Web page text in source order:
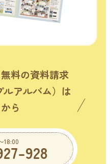
料の資料請求
ルアルバム）は
ら
18:00 928